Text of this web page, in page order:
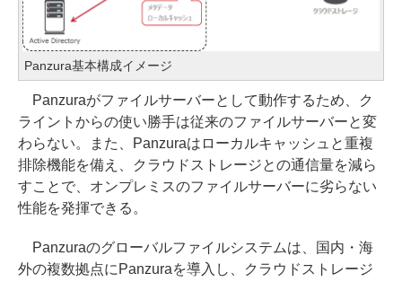
Panzura基本構成イメージ
Panzuraがファイルサーバーとして動作するため、ク
ライントからの使い勝手は従来のファイルサーバーと変
わらない。また、Panzuraはローカルキャッシュと重複
排除機能を備え、クラウドストレージとの通信量を減ら
すことで、オンプレミスのファイルサーバーに劣らない
性能を発揮できる。
Panzuraのグローバルファイルシステムは、国内・海
外の複数拠点にPanzuraを導入し、クラウドストレージ